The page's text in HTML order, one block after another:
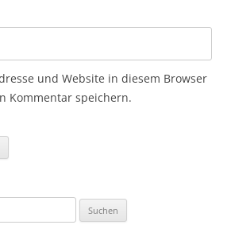
und Website in diesem Browser
Kommentar speichern.